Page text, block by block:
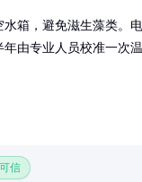
水箱，避免滋生藻类。
由专业人员校准一次
信